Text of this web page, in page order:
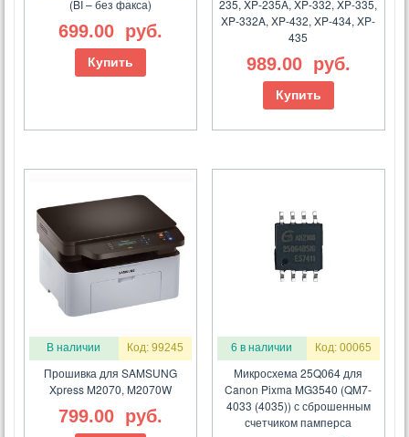
(BI – без факса)
699.00 руб.
Купить
235, XP-235A, XP-332, XP-335,
XP-332A, XP-432, XP-434, XP-
435
989.00 руб.
Купить
В наличии Код: 99245
Прошивка для SAMSUNG
Xpress M2070, M2070W
799.00 руб.
6 в наличии Код: 00065
Микросхема 25Q064 для
Canon Pixma MG3540 (QM7-
4033 (4035)) с сброшенным
счетчиком памперса